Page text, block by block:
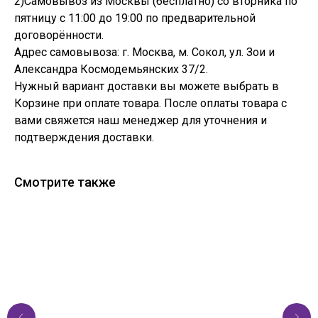
пятницу с 11:00 до 19:00 по предварительной
договорённости.
Адрес самовывоза: г. Москва, м. Сокол, ул. Зои и
Александра Космодемьянских 37/2.
Нужный вариант доставки вы можете выбрать в
Корзине при оплате товара. После оплаты товара с
вами свяжется наш менеджер для уточнения и
подтверждения доставки.
Смотрите также